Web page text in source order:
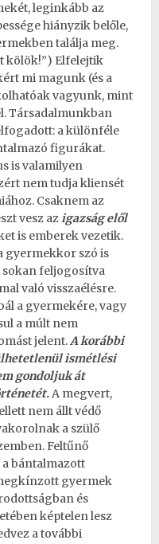
leginkább az
hiányzik belőle,
találja meg.
kölök!”) Elfelejtik
mi magunk (és a
vagyunk, mint
Társadalmunkban
a különféle
figurákat.
is valamilyen
nem tudja kliensét
Csaknem az
vesz azigazság elől
is emberek vezetik.
gyermekkor szó is
feljogosítva
való visszaélésre.
a gyermekére, vagy
a múlt nem
jelent.A korábbi
ismétlési
gondoljuk át
A megvert,
nem állt védő
a szülő
Feltűnő
bántalmazott
gyermek
és
képtelen lesz
a további